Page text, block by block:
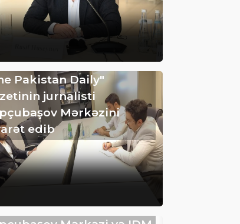
Pakistan Daily"
jurnalisti
Mərkəzini
edib